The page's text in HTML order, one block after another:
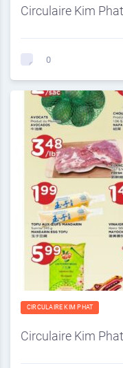
Circulaire Kim
0
CIRCULAIRE KIM PHAT
Circulaire Kim